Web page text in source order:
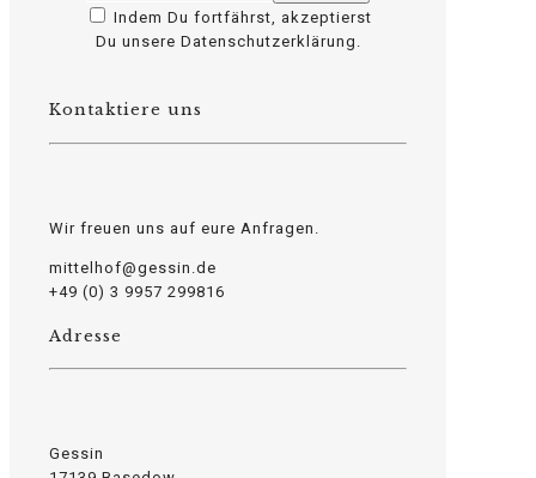
Indem Du fortfährst, akzeptierst
Du unsere Datenschutzerklärung.
Kontaktiere uns
Wir freuen uns auf eure Anfragen.
mittelhof@gessin.de
+49 (0) 3 9957 299816
Adresse
Gessin